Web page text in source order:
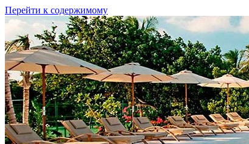
Перейти к содержимому